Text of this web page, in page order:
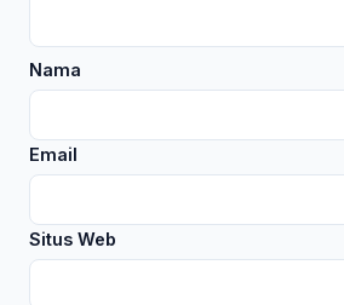
Nama
Email
Situs Web